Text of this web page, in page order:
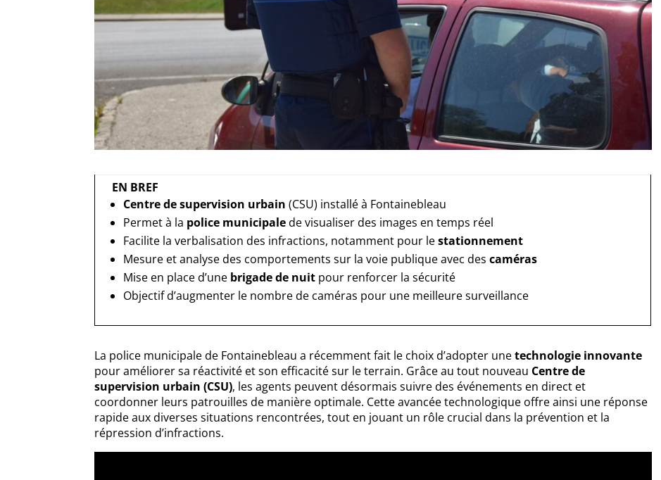
EN BREF
Centre de supervision urbain (CSU) installé à Fontainebleau
Permet à la police municipalede visualiser des images en temps réel
Facilite la verbalisation des infractions, notamment pour lestationnement
Mesure et analyse des comportements sur la voie publique avec descaméras
Mise en place d’une brigade de nuit pour renforcer la sécurité
Objectif d’augmenter le nombre de caméras pour une meilleure surveillance
La police municipale de Fontainebleau a récemment fait le choix d’adopter unetechnologie innovante
pour améliorer sa réactivité et son efficacité sur le terrain. Grâce au tout nouveau Centre de
supervision urbain (CSU), les agents peuvent désormais suivre des événements en direct et
coordonner leurs patrouilles de manière optimale. Cette avancée technologique offre ainsi une réponse
rapide aux diverses situations rencontrées, tout en jouant un rôle crucial dans la prévention et la
répression d’infractions.